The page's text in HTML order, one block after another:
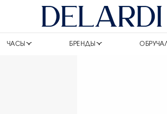
ЧАСЫ БРЕНДЫ